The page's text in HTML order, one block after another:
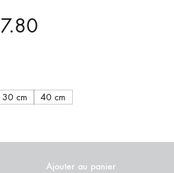
7.80
30 cm 40 cm
Ajouter au panier